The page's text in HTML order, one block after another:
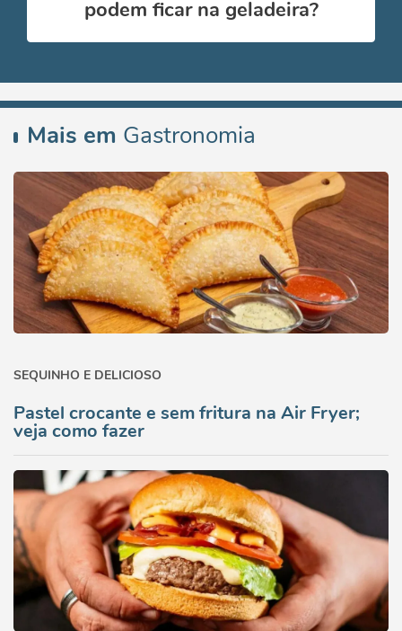
podem ficar na geladeira?
Mais em Gastronomia
SEQUINHO E DELICIOSO
Pastel crocante e sem fritura na Air Fryer;
veja como fazer